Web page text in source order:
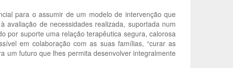
para o assumir de um modelo de intervenção que
avaliação de necessidades realizada, suportada num
por suporte uma relação terapêutica segura, calorosa
em colaboração com as suas famílias, “curar as
um futuro que lhes permita desenvolver integralmente